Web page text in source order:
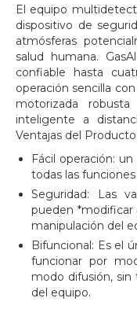
El equipo
dispositivo de
atmósferas
salud humana.
confiable hasta
operación sencilla
motorizada
inteligente a
Ventajas del Producto:
Fácil operación:
todas las
Seguridad: Las
pueden *modificar
manipulación del
Bifuncional: Es el
funcionar por
modo difusión,
del equipo.